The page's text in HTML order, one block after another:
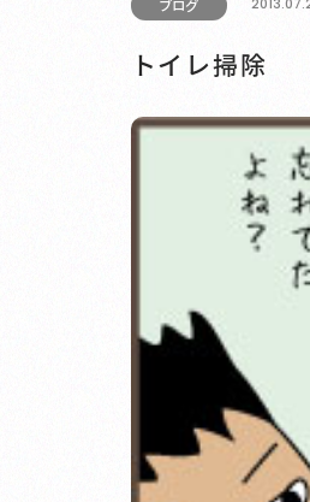
ブログ
トイレ掃除